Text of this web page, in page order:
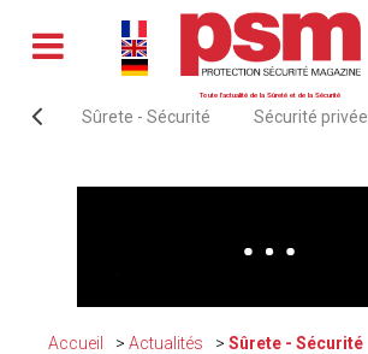
Toute l'actualité de la Sûreté et de la Sécurité
Sûrete - Sécurité Sécurité privée
Accueil Actualités Sûrete - Sécurité